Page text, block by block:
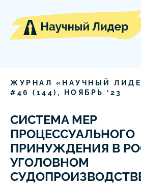
ЖУРНАЛ «НАУЧНЫЙ
# 46 ( 144), НОЯБРЬ ‘ 23
СИСТЕМА МЕР
ПРОЦЕССУАЛЬНОГО
ПРИНУЖДЕНИЯ В
УГОЛОВНОМ